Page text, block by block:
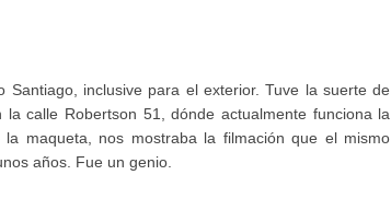
inclusive para el exterior. Tuve la suerte de
calle Robertson 51, dónde actualmente funciona la
maqueta, nos mostraba la filmación que el mismo
años. Fue un genio.